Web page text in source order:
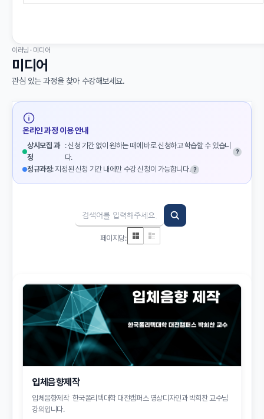
이러닝 · 미디어
미디어
관심 있는 과정을 찾아 수강해보세요.
온라인 과정 이용 안내
상시모집 과
정
: 신청 기간 없이 원하는 때에 바로 신청하고 학습할 수 있습니
다.
?
정규과정: 지정된 신청 기간 내에만 수강 신청이 가능합니다. ?
페이지당:
입체음향제작
입체음향제작 한국폴리텍대학 대전캠퍼스 영상디자인과 박희찬 교수님
강의입니다.